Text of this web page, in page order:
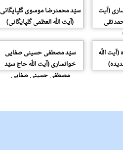
(آیت
سیّد محمدرضا موسوی گلپایگانی
(آیت اللّه العظمی گلپایگانی)
اللّه
سیّد مصطفی حسینی صفایی
خوانساری (آیت اللّه حاج سیّد
مصطفی حسینی صفایی